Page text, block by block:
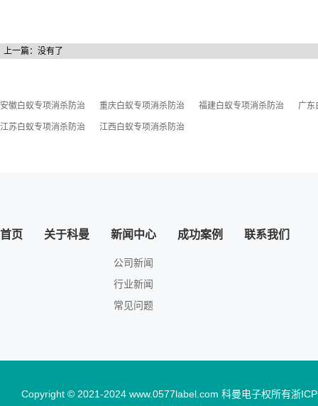
上一篇：没有了
安徽白蚁专项消杀防治 重庆白蚁专项消杀防治 福建白蚁专项消杀防治 广东
江苏白蚁专项消杀防治 江西白蚁专项消杀防治
首页 关于科曼 新闻中心
公司新闻
行业新闻
常见问题
成功案例 联系我们
Copyright © 2021-2024 www.0577label.com 科曼电子权所有浙